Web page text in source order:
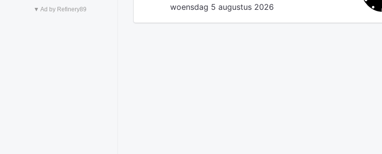
▼ Ad by Refinery89 woensdag 5 augustus 2026